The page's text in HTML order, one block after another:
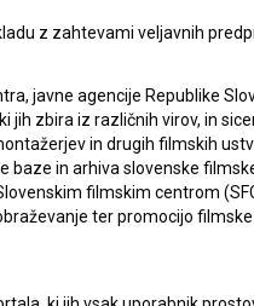
, režiser in profesor
v Ljubljani (UL
z zahtevami veljavnih
javne agencije Republike
zbira iz različnih virov, in
in drugih filmskih
in arhiva slovenske
filmskim centrom
ter promocijo